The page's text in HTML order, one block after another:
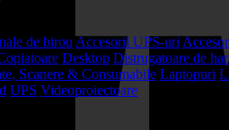
de birou Accesorii UPS-uri
Desktop Distrugatoare de
Scanere & Consumabile Laptopuri
UPS Videoproiectoare